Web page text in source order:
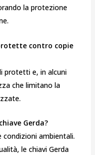
la protezione
contro copie
protetti e, in alcuni
che limitano la
Gerda?
condizioni ambientali.
le chiavi Gerda